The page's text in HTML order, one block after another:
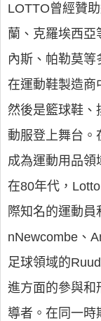
LOTTO曾經贊
蘭、克羅埃西亞
內斯、帕勒莫
在運動鞋製造商
然後是籃球鞋、
動服登上舞台。
成為運動用品領
在80年代，
際知名的運動
nNewcombe、
足球領域的
進方面的參與和
導者。在同一時